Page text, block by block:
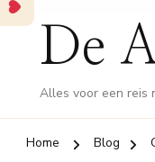
De
Alles voor een reis
Home Blog